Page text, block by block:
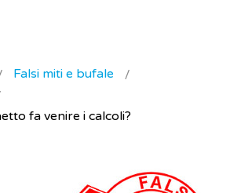
Falsi miti e bufale
fa venire i calcoli?